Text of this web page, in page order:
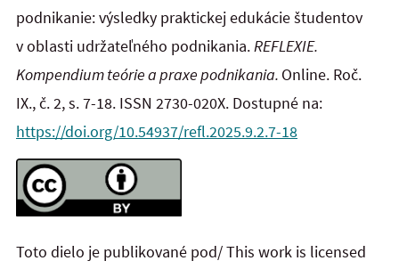
podnikanie: výsledky praktickej edukácie študentov
v oblasti udržateľného podnikania.REFLEXIE.
Kompendium teórie a praxe podnikania. Online. Roč.
IX., č. 2, s. 7-18. ISSN 2730-020X. Dostupné na:
https://doi.org/10.54937/refl.2025.9.2.7-18
Toto dielo je publikované pod/ This work is licensed